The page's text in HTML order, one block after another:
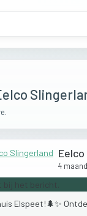
4
Elspeet!🌲✨